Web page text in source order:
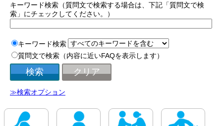
キーワード検索（質問文で検索する場合は、下記「質問文で検
索」にチェックしてください。）
キーワード検索
質問文で検索（内容に近いFAQを表示します）
≫検索オプション